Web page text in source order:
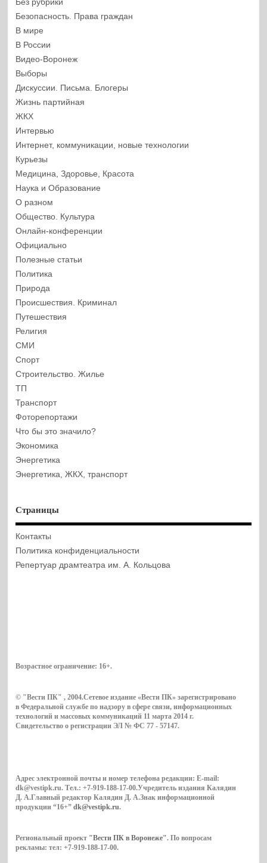
Без рубрики
Безопасность. Права граждан
В мире
В России
Видео-Воронеж
Выборы
Дискуссии. Письма. Блогеры
Жизнь партийная
ЖКХ
Интервью
Интернет, коммуникации, новые технологии
Курьезы
Медицина, Здоровье, Красота
Наука и Образование
О разном
Общество. Культура
Онлайн-конференции
Официально
Полезные статьи
Политика
Природа
Происшествия. Криминал
Путешествия
Религия
СМИ
Спорт
Строительство. Жилье
ТП
Транспорт
Фоторепортажи
Что бы это значило?
Экономика
Энергетика
Энергетика, ЖКХ, транспорт
Страницы
Контакты
Политика конфиденциальности
Репертуар драмтеатра им. А. Кольцова
Возрастное ограничение: 16+.
© "Вести ПК" , 2004.Сетевое издание «Вести ПК» зарегистрировано
в Федеральной службе по надзору в сфере связи, информационных
технологий и массовых коммуникаций 11 марта 2014 г.
Свидетельство о регистрации ЭЛ № ФС 77 - 57147.
Адрес электронной почты и номер телефона редакции: E-mail:
dk@vestipk.ru. Тел.: +7-919-188-17-00.Учредитель издания Калядин
Д. А.Главный редактор Калядин Д. А.Знак информационной
продукции “16+”dk@vestipk.ru.
Региональный проект "Вести ПК в Воронеже". По вопросам
рекламы: тел: +7-919-188-17-00.